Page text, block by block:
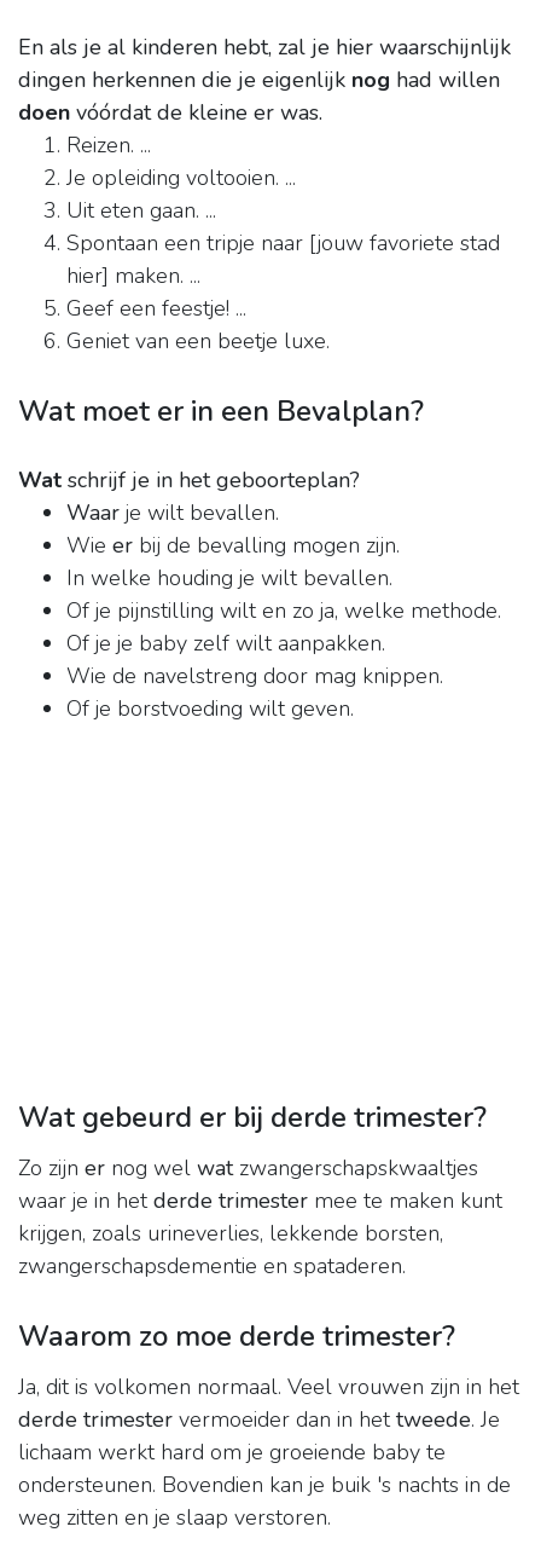
En als je al kinderen hebt, zal je hier waarschijnlijk
dingen herkennen die je eigenlijk nog had willen
doen vóórdat de kleine er was.
Reizen. ...
Je opleiding voltooien. ...
Uit eten gaan. ...
Spontaan een tripje naar [jouw favoriete stad
hier] maken. ...
Geef een feestje! ...
Geniet van een beetje luxe.
Wat moet er in een Bevalplan?
Wat schrijf je in het geboorteplan?
Waar je wilt bevallen.
Wie er bij de bevalling mogen zijn.
In welke houding je wilt bevallen.
Of je pijnstilling wilt en zo ja, welke methode.
Of je je baby zelf wilt aanpakken.
Wie de navelstreng door mag knippen.
Of je borstvoeding wilt geven.
Wat gebeurd er bij derde trimester?
Zo zijn er nog wel watzwangerschapskwaaltjes
waar je in hetderde trimester mee te maken kunt
krijgen, zoals urineverlies, lekkende borsten,
zwangerschapsdementie en spataderen.
Waarom zo moe derde trimester?
Ja, dit is volkomen normaal. Veel vrouwen zijn in het
derde trimester vermoeider dan in hettweede. Je
lichaam werkt hard om je groeiende baby te
ondersteunen. Bovendien kan je buik 's nachts in de
weg zitten en je slaap verstoren.